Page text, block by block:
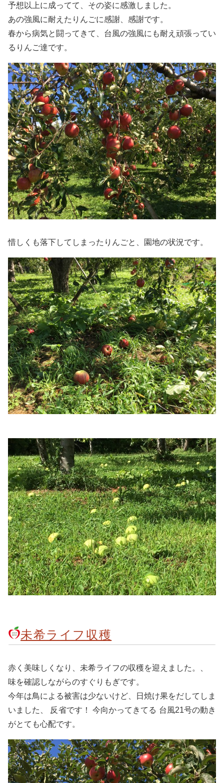
予想以上に成ってて、その姿に感激しました。
あの強風に耐えたりんごに感謝、感謝です。
春から病気と闘ってきて、台風の強風にも耐え頑張ってい
るりんご達です。
惜しくも落下してしまったりんごと、園地の状況です。
未希ライフ収穫
赤く美味しくなり、未希ライフの収穫を迎えました。、
味を確認しながらのすぐりもぎです。
今年は鳥による被害は少ないけど、日焼け果をだしてしま
いました、 反省です！ 今向かってきてる 台風21号の動き
がとても心配です。